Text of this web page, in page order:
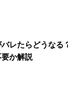
レたらどうなる
か解説